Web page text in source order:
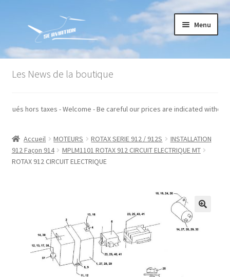
la
navigation
contenu
Menu
Accueil
Conditions générales de vente
Mon compte
Paiement
Recommandations techniques
Les News de la boutique
indiqués hors taxes - Welcome - Be careful our prices are indicated
Accueil MOTEURS ROTAX SERIE 912 / 912S
INSTALLATION
912 Façon 914
MPLM1101 ROTAX 912 CIRCUIT ELECTRIQUE MT
ROTAX 912 CIRCUIT ELECTRIQUE